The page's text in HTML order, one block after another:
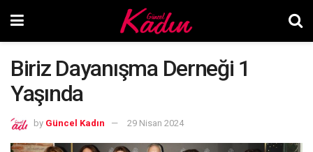
Biriz Dayanışma Derneği 1
Yaşında
by Güncel Kadın 29 Nisan 2024